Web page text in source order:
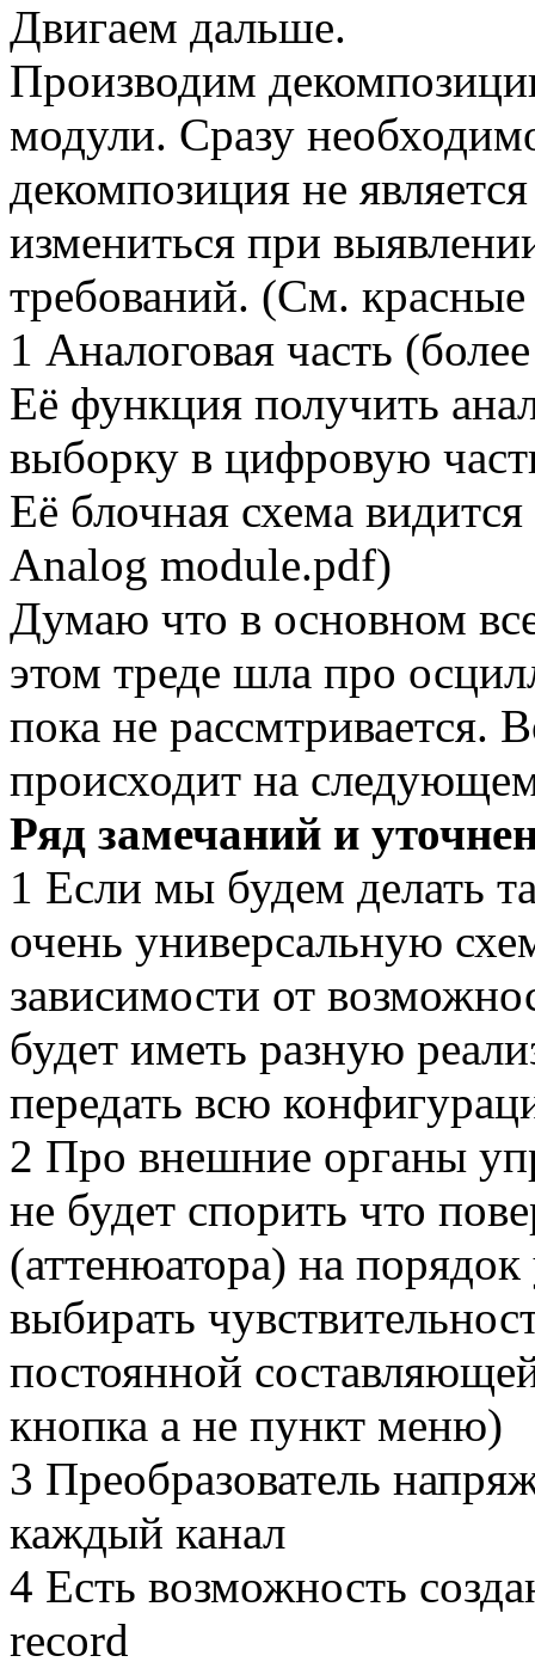
Двигаем дальше.
Производим
модули. Сразу
декомпозиция не
измениться при
требований. (См.
1 Аналоговая часть
Её функция получить
выборку в цифровую
Её блочная схема
Analog module.pdf)
Думаю что в основном
этом треде шла про
пока не рассмтривается.
происходит на
Ряд замечаний и
1 Если мы будем делать
очень универсальную
зависимости от
будет иметь разную
передать всю
2 Про внешние органы
не будет спорить что
(аттенюатора) на
выбирать
постоянной
кнопка а не пункт меню)
3 Преобразователь
каждый канал
4 Есть возможность
record